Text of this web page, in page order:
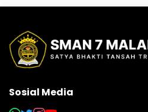
Sosial Media